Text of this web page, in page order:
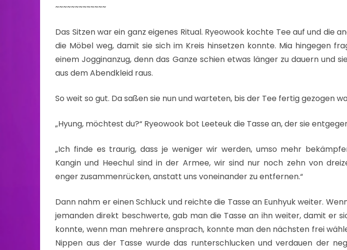
~~~~~~~~~~~~~
Das Sitzen war ein ganz eigenes Ritual. Ryeowook kochte Tee auf und die
die Möbel weg, damit sie sich im Kreis hinsetzen konnte. Mia hingegen
einem Jogginanzug, denn das Ganze schien etwas länger zu dauern und
aus dem Abendkleid raus.
So weit so gut. Da saßen sie nun und warteten, bis der Tee fertig gezogen
„Hyung, möchtest du?“ Ryeowook bot Leeteuk die Tasse an, der sie
„Ich finde es traurig, dass je weniger wir werden, umso mehr
Kangin und Heechul sind in der Armee, wir sind nur noch zehn von
enger zusammenrücken, anstatt uns voneinander zu entfernen.“
Dann nahm er einen Schluck und reichte die Tasse an Eunhyuk weiter.
jemanden direkt beschwerte, gab man die Tasse an ihn weiter, damit er
konnte, wenn man mehrere ansprach, konnte man den nächsten frei
Nippen aus der Tasse wurde das runterschlucken und verdauen der